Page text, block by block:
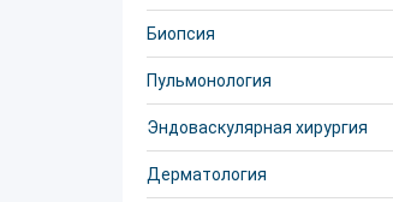
Биопсия
Пульмонология
Эндоваскулярная хирургия
Дерматология